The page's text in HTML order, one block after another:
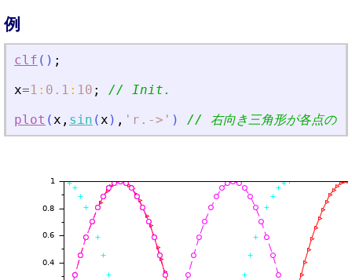
例
clf ( ) ;
x=1 : 0.1 : 10 ;
// Init.
plot (x , sin (x ) , ' r.-> ' ) // 右向き三角形が各点の中